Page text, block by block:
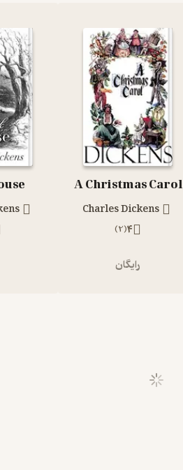
A Christmas Carol
Charles Dickens
4
(
2
)
رایگان